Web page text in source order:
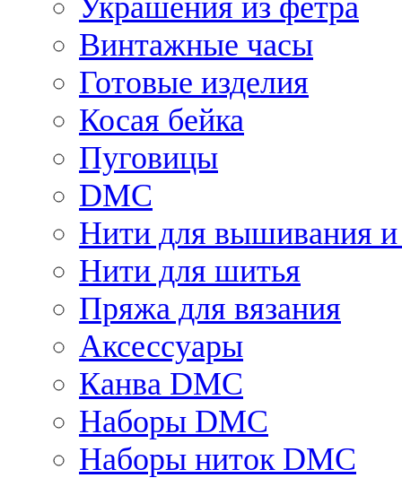
Украшения из фетра
Винтажные часы
Готовые изделия
Косая бейка
Пуговицы
DMC
Нити для вышивания и
Нити для шитья
Пряжа для вязания
Аксессуары
Канва DMC
Наборы DMC
Наборы ниток DMC